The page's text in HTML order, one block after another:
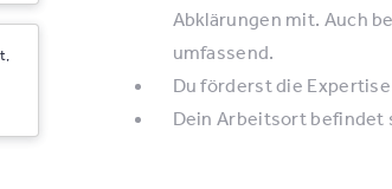
Abklärungen mit. Auch
umfassend.
Du förderst die
Dein Arbeitsort befindet